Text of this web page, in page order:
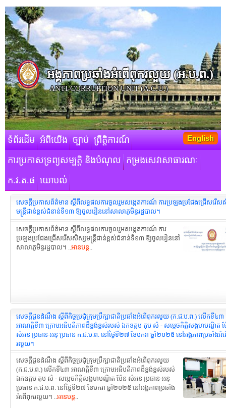
អង្គភាពប្រឆាំងអំពើពុករលួយ​ (អ.ប.ព.)
ANTI-CORRUPTION UNIT (A.C.U.)
ទំព័រដើម អំពីយើង ច្បាប់ ព្រឹត្តិការណ៍
ការប្រកាសទ្រព្យសម្បត្តិ និងបំណុល កម្រងសេវាសាធារណៈ
ក.វ.ត.ផ យោបល់
English
សេចក្តីប្រកាសព័ត៌មាន ស្តីពីលទ្ធផលការចូលរួមសង្កេតការណ៍ ការប្រឡងប្រជែងជ្រើសរើ
មន្ត្រីជាន់ខ្ពស់ជំនាន់ទី១៣ ឱ្យចូលរៀននៅសាលាភូមិន្ទរដ្ឋបាល។
សេចក្តីប្រកាសព័ត៌មាន ស្តីពីលទ្ធផលការចូលរួមសង្កេតការណ៍ ការ
ប្រឡងប្រជែងជ្រើសរើសសិស្សមន្ត្រីជាន់ខ្ពស់ជំនាន់ទី១៣ ឱ្យចូលរៀននៅ
សាលាភូមិន្ទរដ្ឋបាល។ ..អានបន្ត..
សេចក្តីជូនដំណឹង ស្ដីពីកិច្ចប្រជុំក្រុមប្រឹក្សាជាតិប្រឆាំងអំពើពុករលួយ (ក.ជ.ប.ព.) លើកទី៤៣
អាណត្តិទី៣ ក្រោមអធិបតីភាពដ៏ខ្ពង់ខ្ពស់របស់ ឯកឧត្តម តុប សំ - សម្តេចកិត្តិសង្គហបណ្ឌិត
សំអន ប្រធាន-អនុ ប្រធាន ក.ជ.ប.ព. នៅថ្ងៃទី២៧ ខែមករា ឆ្នាំ២០២៥ នៅអង្គភាពប្រឆាំងអំ
រលួយ។
សេចក្តីជូនដំណឹង ស្ដីពីកិច្ចប្រជុំក្រុមប្រឹក្សាជាតិប្រឆាំងអំពើពុករលួយ
(ក.ជ.ប.ព.) លើកទី៤៣ អាណត្តិទី៣ ក្រោមអធិបតីភាពដ៏ខ្ពង់ខ្ពស់របស់
ឯកឧត្តម តុប សំ - សម្តេចកិត្តិសង្គហបណ្ឌិត ម៉ែន សំអន ប្រធាន-អនុ
ប្រធាន ក.ជ.ប.ព. នៅថ្ងៃទី២៧ ខែមករា ឆ្នាំ២០២៥ នៅអង្គភាពប្រឆាំង
អំពើពុករលួយ។ ..អានបន្ត..